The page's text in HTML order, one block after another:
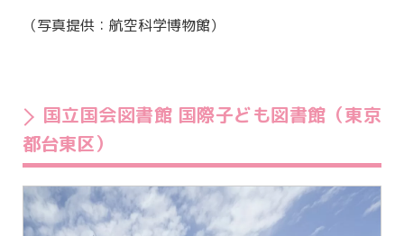
（写真提供：航空科学博物館）
国立国会図書館 国際子ども図書館（東京
都台東区）